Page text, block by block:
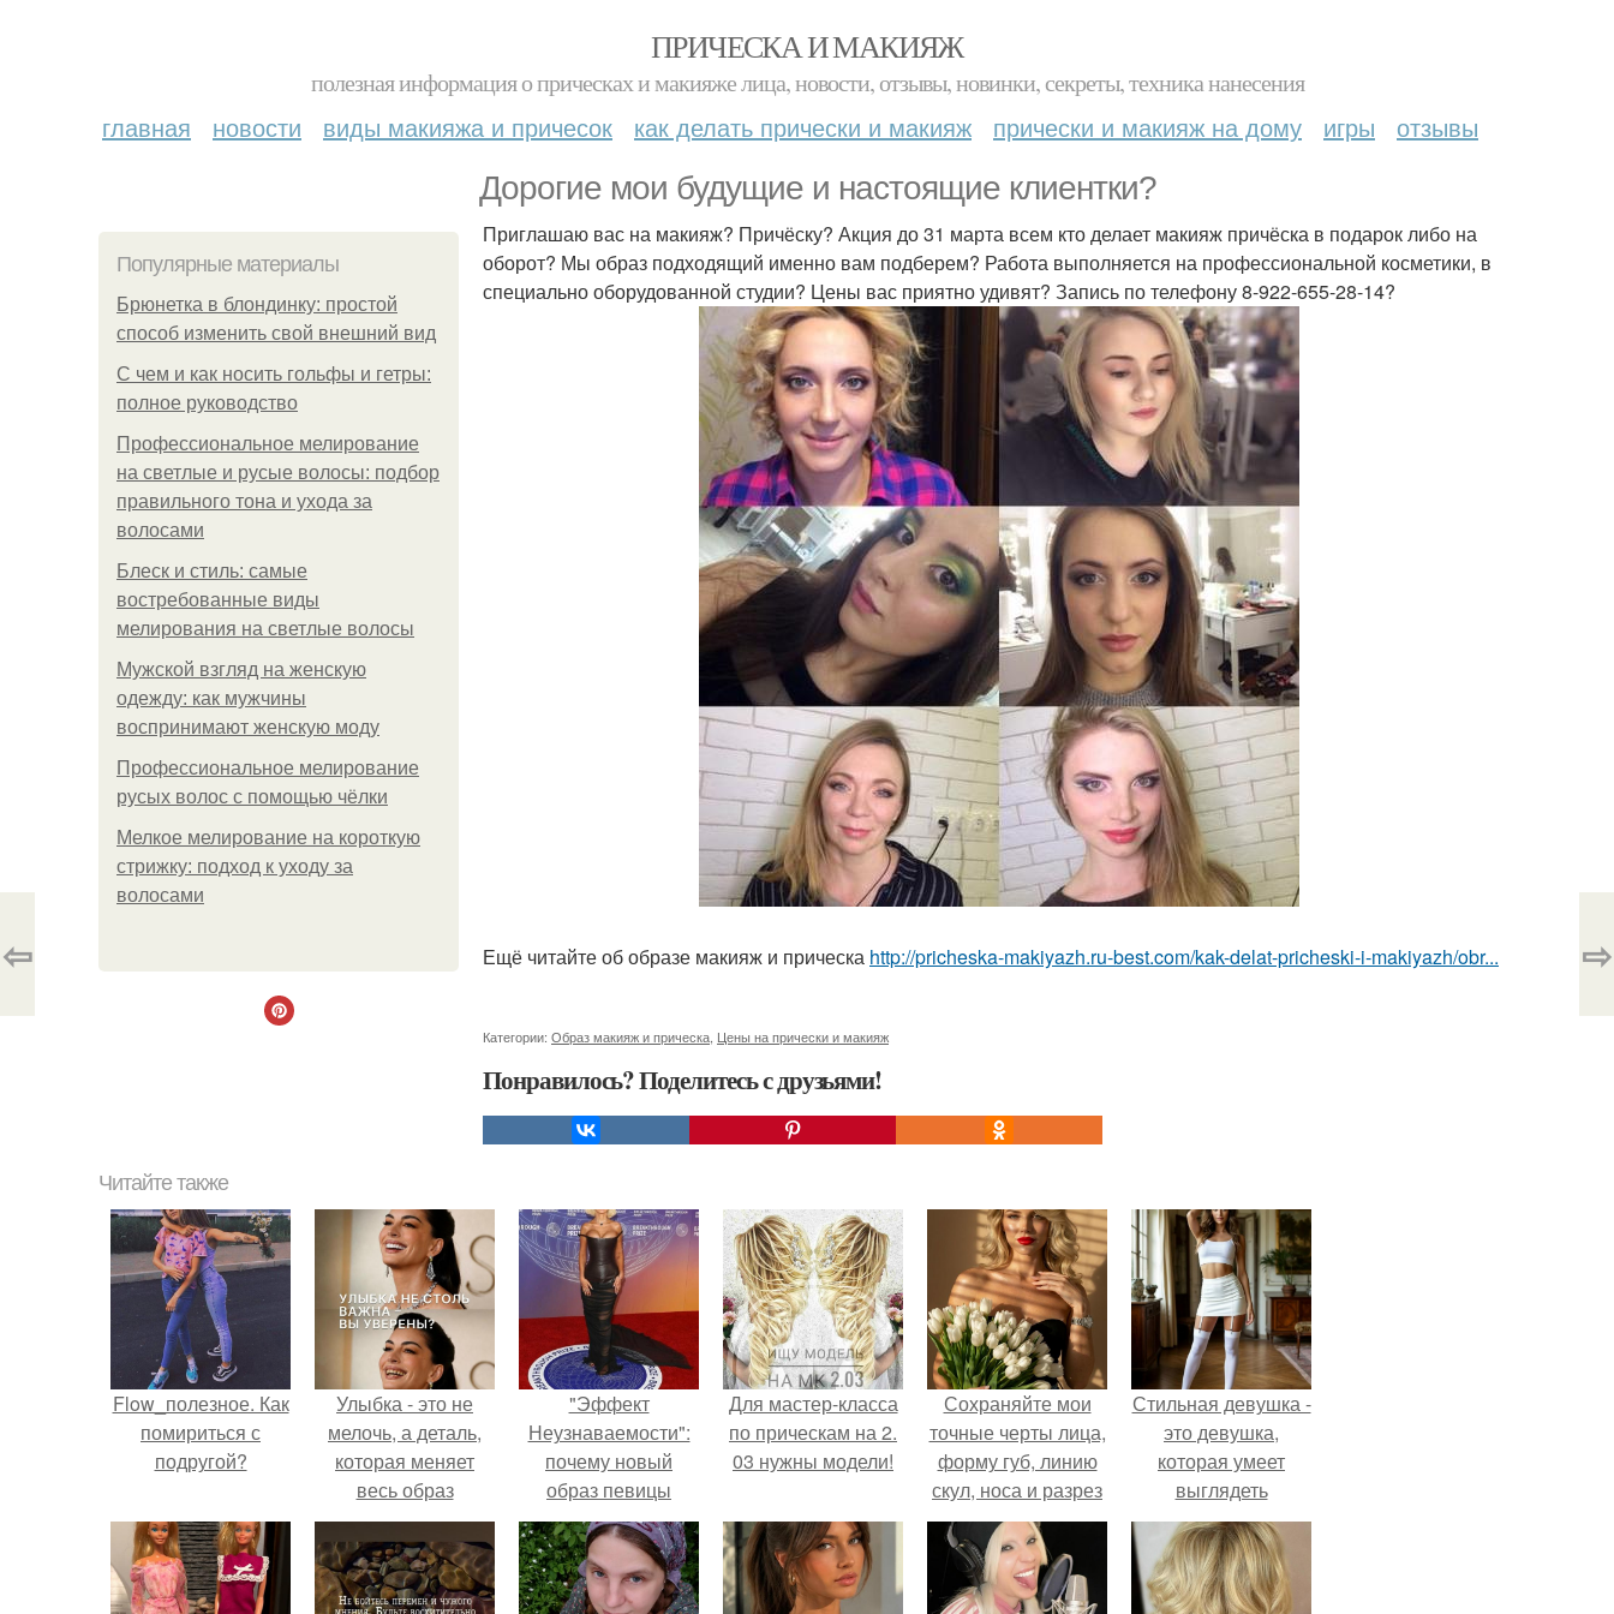
ПРИЧЕСКА И МАКИЯЖ
полезная информация о прическах и макияже лица, новости, отзывы, новинки, секреты, техника нанесения
главная новости виды макияжа и причесок как делать прически и макияж прически и макияж на дому игры отзывы
Дорогие мои будущие и настоящие клиентки?
Популярные материалы
Брюнетка в блондинку: простой
способ изменить свой внешний вид
С чем и как носить гольфы и гетры:
полное руководство
Профессиональное мелирование
на светлые и русые волосы: подбор
правильного тона и ухода за
волосами
Блеск и стиль: самые
востребованные виды
мелирования на светлые волосы
Мужской взгляд на женскую
одежду: как мужчины
воспринимают женскую моду
Профессиональное мелирование
русых волос с помощью чёлки
Мелкое мелирование на короткую
стрижку: подход к уходу за
волосами
Приглашаю вас на макияж? Причёску? Акция до 31 марта всем кто делает макияж причёска в подарок либо на
оборот? Мы образ подходящий именно вам подберем? Работа выполняется на профессиональной косметики, в
специально оборудованной студии? Цены вас приятно удивят? Запись по телефону 8-922-655-28-14?
Ещё читайте об образе макияж и прическа http://pricheska-makiyazh.ru-best.com/kak-delat-pricheski-i-makiyazh/obr...
Категории: Образ макияж и прическа Цены на прически и макияж
Понравилось? Поделитесь с друзьями!
⇦ ⇨
Читайте также
Flow_полезное. Как
помириться с
подругой?
Улыбка - это не
мелочь, а деталь,
которая меняет
весь образ
человека.
"Эффект
Неузнаваемости":
почему новый
образ певицы
вызвал споры о
гранях
возможного?
Для мастер-класса
по прическам на 2.
03 нужны модели!
Сохраняйте мои
точные черты лица,
форму губ, линию
скул, носа и разрез
глаз.
Стильная девушка -
это девушка,
которая умеет
выглядеть
привлекательно и
элегантно в любои
ситуации.